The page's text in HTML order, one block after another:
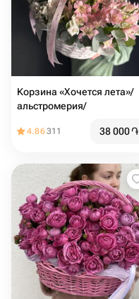
Корзина «Хочется лета»/
альстромерия/
4.86311 38 000֏